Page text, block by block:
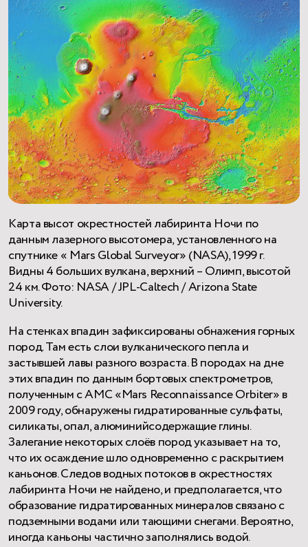
Карта высот окрестностей лабиринта Ночи по
данным лазерного высотомера, установленного на
спутнике « Mars Global Surveyor» (NASA), 1999 г.
Видны 4 больших вулкана, верхний – Олимп, высотой
24 км. Фото: NASA / JPL-Caltech / Arizona State
University.
На стенках впадин зафиксированы обнажения горных
пород. Там есть слои вулканического пепла и
застывшей лавы разного возраста. В породах на дне
этих впадин по данным бортовых спектрометров,
полученным с АМС «Mars Reconnaissance Orbiter» в
2009 году, обнаружены гидратированные сульфаты,
силикаты, опал, алюминийсодержащие глины.
Залегание некоторых слоёв пород указывает на то,
что их осаждение шло одновременно с раскрытием
каньонов. Следов водных потоков в окрестностях
лабиринта Ночи не найдено, и предполагается, что
образование гидратированных минералов связано с
подземными водами или тающими снегами. Вероятно,
иногда каньоны частично заполнялись водой.